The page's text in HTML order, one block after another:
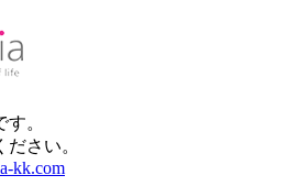
。
さい。
kk.com